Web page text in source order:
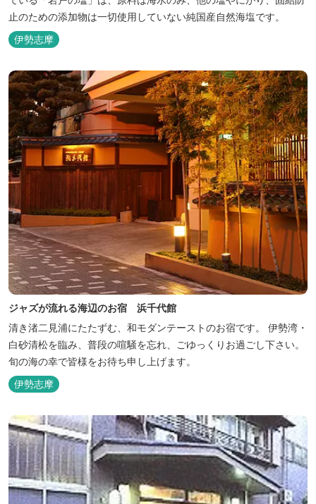
止のための添加物は一切使用していない純国産自然海塩です。
伊勢志摩
ジャズが流れる海辺のお宿 浜千代館
清き渚二見浦にたたずむ、和モダンテーストのお宿です。 伊勢湾・
白砂清松を臨み、普段の喧騒を忘れ、ごゆっくりお過ごし下さい。
旬の海の幸で皆様をお待ち申し上げます。
伊勢志摩